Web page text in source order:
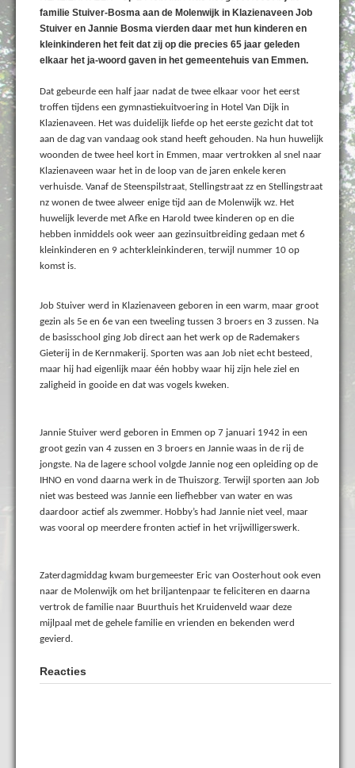
familie Stuiver-Bosma aan de Molenwijk in Klazienaveen Job
Stuiver en Jannie Bosma vierden daar met hun kinderen en
kleinkinderen het feit dat zij op die precies 65 jaar geleden
elkaar het ja-woord gaven in het gemeentehuis van Emmen.
Dat gebeurde een half jaar nadat de twee elkaar voor het eerst
troffen tijdens een gymnastiekuitvoering in Hotel Van Dijk in
Klazienaveen. Het was duidelijk liefde op het eerste gezicht dat tot
aan de dag van vandaag ook stand heeft gehouden. Na hun huwelijk
woonden de twee heel kort in Emmen, maar vertrokken al snel naar
Klazienaveen waar het in de loop van de jaren enkele keren
verhuisde. Vanaf de Steenspilstraat, Stellingstraat zz en Stellingstraat
nz wonen de twee alweer enige tijd aan de Molenwijk wz. Het
huwelijk leverde met Afke en Harold twee kinderen op en die
hebben inmiddels ook weer aan gezinsuitbreiding gedaan met 6
kleinkinderen en 9 achterkleinkinderen, terwijl nummer 10 op
komst is.
Job Stuiver werd in Klazienaveen geboren in een warm, maar groot
gezin als 5e en 6e van een tweeling tussen 3 broers en 3 zussen. Na
de basisschool ging Job direct aan het werk op de Rademakers
Gieterij in de Kernmakerij. Sporten was aan Job niet echt besteed,
maar hij had eigenlijk maar één hobby waar hij zijn hele ziel en
zaligheid in gooide en dat was vogels kweken.
Jannie Stuiver werd geboren in Emmen op 7 januari 1942 in een
groot gezin van 4 zussen en 3 broers en Jannie waas in de rij de
jongste. Na de lagere school volgde Jannie nog een opleiding op de
IHNO en vond daarna werk in de Thuiszorg. Terwijl sporten aan Job
niet was besteed was Jannie een liefhebber van water en was
daardoor actief als zwemmer. Hobby’s had Jannie niet veel, maar
was vooral op meerdere fronten actief in het vrijwilligerswerk.
Zaterdagmiddag kwam burgemeester Eric van Oosterhout ook even
naar de Molenwijk om het briljantenpaar te feliciteren en daarna
vertrok de familie naar Buurthuis het Kruidenveld waar deze
mijlpaal met de gehele familie en vrienden en bekenden werd
gevierd.
Reacties